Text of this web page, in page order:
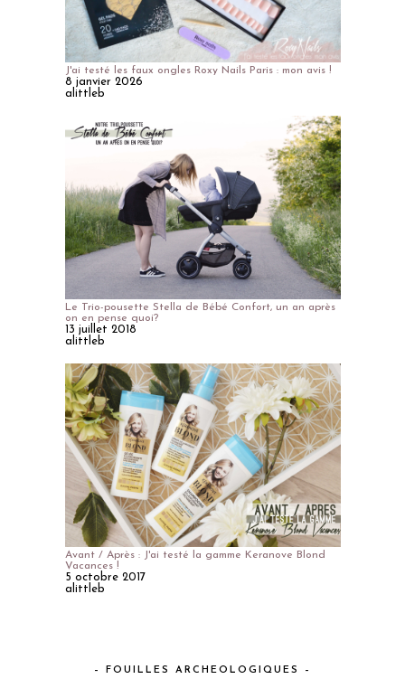
J'ai testé les faux ongles Roxy Nails Paris : mon avis !
8 janvier 2026
alittleb
Le Trio-pousette Stella de Bébé Confort, un an après
on en pense quoi?
13 juillet 2018
alittleb
Avant / Après : J'ai testé la gamme Keranove Blond
Vacances !
5 octobre 2017
alittleb
– FOUILLES ARCHEOLOGIQUES –